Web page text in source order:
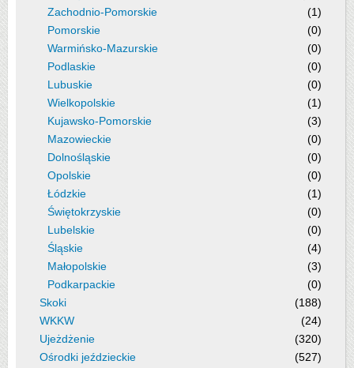
Zachodnio-Pomorskie
(1)
Pomorskie
(0)
Warmińsko-Mazurskie
(0)
Podlaskie
(0)
Lubuskie
(0)
Wielkopolskie
(1)
Kujawsko-Pomorskie
(3)
Mazowieckie
(0)
Dolnośląskie
(0)
Opolskie
(0)
Łódzkie
(1)
Świętokrzyskie
(0)
Lubelskie
(0)
Śląskie
(4)
Małopolskie
(3)
Podkarpackie
(0)
Skoki
(188)
WKKW
(24)
Ujeżdżenie
(320)
Ośrodki jeździeckie
(527)